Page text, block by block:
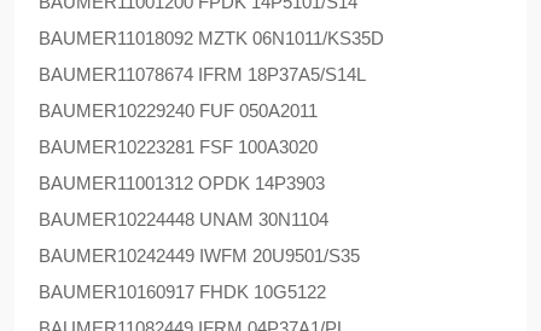
BAUMER11018092 MZTK 06N1011/KS35D
BAUMER11078674 IFRM 18P37A5/S14L
BAUMER10229240 FUF 050A2011
BAUMER10223281 FSF 100A3020
BAUMER11001312 OPDK 14P3903
BAUMER10224448 UNAM 30N1104
BAUMER10242449 IWFM 20U9501/S35
BAUMER10160917 FHDK 10G5122